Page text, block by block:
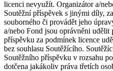
licenci nevyužít. Organizátor a/
Soutěžní příspěvek s jinými díly,
souborného či provádět jeho
a/nebo Fond jsou oprávněni
příspěvku za podmínek licence
bez souhlasu Soutěžícího.
Soutěžního příspěvku v rozsahu
dotčena jakákoliv práva třetích